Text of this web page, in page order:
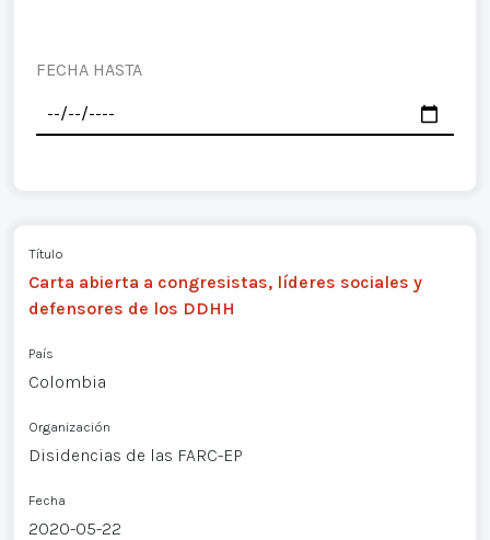
FECHA HASTA
Título
Carta abierta a congresistas, líderes sociales y
defensores de los DDHH
País
Colombia
Organización
Disidencias de las FARC-EP
Fecha
2020-05-22